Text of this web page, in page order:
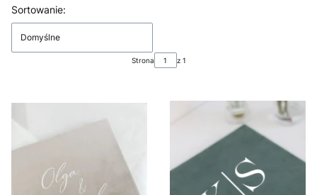
Lista produktów
Sortowanie:
Domyślne
Strona z 1